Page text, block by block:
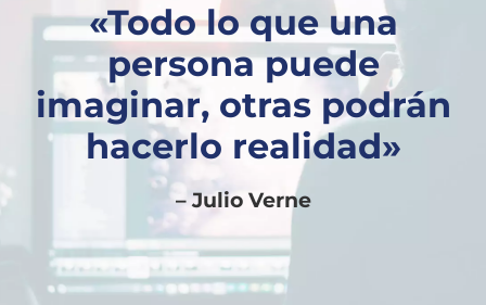
«Todo lo que una
persona puede
imaginar, otras podrán
hacerlo realidad»
– Julio Verne